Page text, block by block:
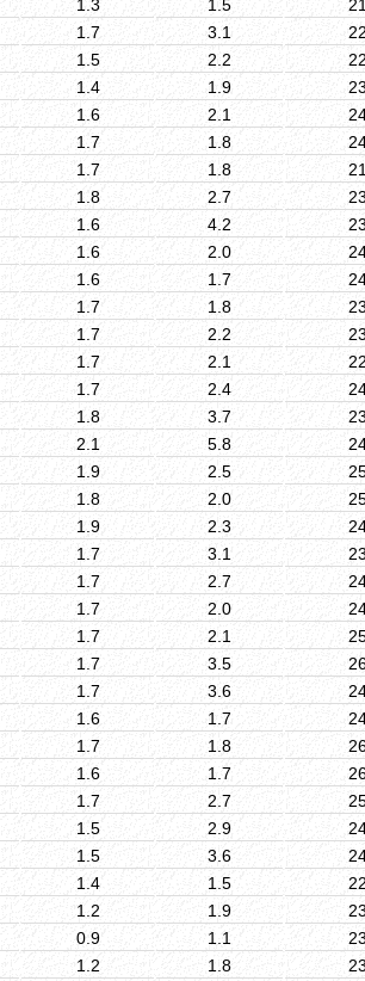
1.3 1.5
1.7 3.1
1.5 2.2
1.4 1.9
1.6 2.1
1.7 1.8
1.7 1.8
1.8 2.7
1.6 4.2
1.6 2.0
1.6 1.7
1.7 1.8
1.7 2.2
1.7 2.1
1.7 2.4
1.8 3.7
2.1 5.8
1.9 2.5
1.8 2.0
1.9 2.3
1.7 3.1
1.7 2.7
1.7 2.0
1.7 2.1
1.7 3.5
1.7 3.6
1.6 1.7
1.7 1.8
1.6 1.7
1.7 2.7
1.5 2.9
1.5 3.6
1.4 1.5
1.2 1.9
0.9 1.1
1.2 1.8